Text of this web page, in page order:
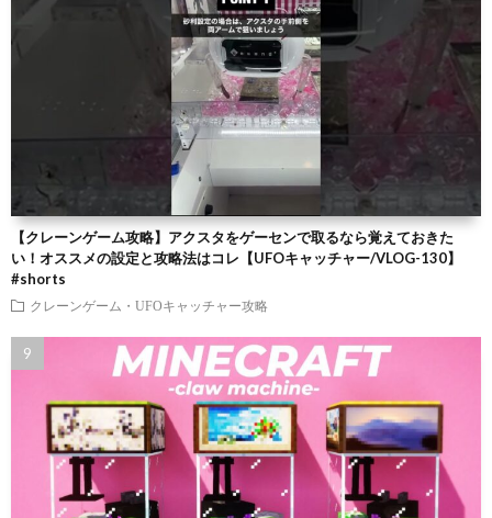
【クレーンゲーム攻略】アクスタをゲーセンで取るなら覚えておきた
い！オススメの設定と攻略法はコレ【UFOキャッチャー/VLOG-130】
#shorts
クレーンゲーム・UFOキャッチャー攻略